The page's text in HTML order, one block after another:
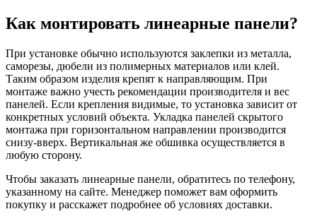
Как монтировать линеарные панели?
При установке обычно используются заклепки из металла,
саморезы, дюбели из полимерных материалов или клей.
Таким образом изделия крепят к направляющим. При
монтаже важно учесть рекомендации производителя и вес
панелей. Если крепления видимые, то установка зависит от
конкретных условий объекта. Укладка панелей скрытого
монтажа при горизонтальном направлении производится
снизу-вверх. Вертикальная же обшивка осуществляется в
любую сторону.
Чтобы заказать линеарные панели, обратитесь по телефону,
указанному на сайте. Менеджер поможет вам оформить
покупку и расскажет подробнее об условиях доставки.